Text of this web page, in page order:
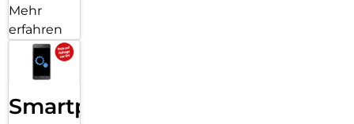
Mehr
erfahren
Smartphone